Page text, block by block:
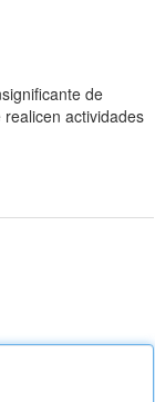
de
actividades